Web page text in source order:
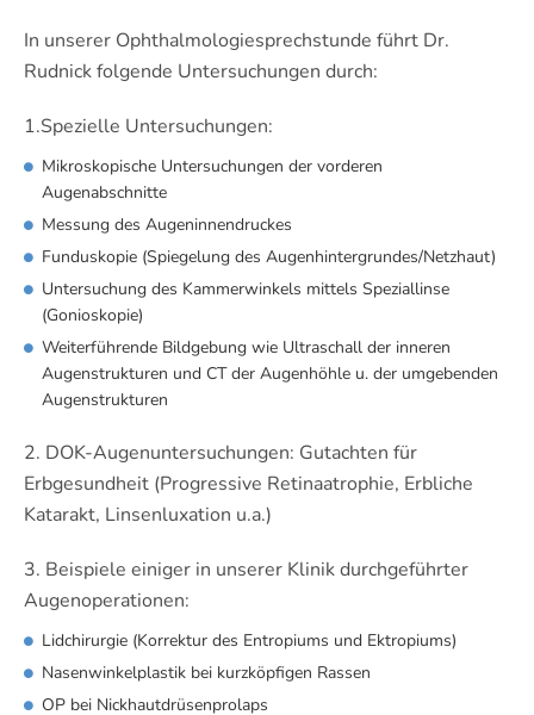
In unserer Ophthalmologiesprechstunde führt Dr.
Rudnick folgende Untersuchungen durch:
1.Spezielle Untersuchungen:
Mikroskopische Untersuchungen der vorderen
Augenabschnitte
Messung des Augeninnendruckes
Funduskopie (Spiegelung des Augenhintergrundes/Netzhaut)
Untersuchung des Kammerwinkels mittels Speziallinse
(Gonioskopie)
Weiterführende Bildgebung wie Ultraschall der inneren
Augenstrukturen und CT der Augenhöhle u. der umgebenden
Augenstrukturen
2. DOK-Augenuntersuchungen: Gutachten für
Erbgesundheit (Progressive Retinaatrophie, Erbliche
Katarakt, Linsenluxation u.a.)
3. Beispiele einiger in unserer Klinik durchgeführter
Augenoperationen:
Lidchirurgie (Korrektur des Entropiums und Ektropiums)
Nasenwinkelplastik bei kurzköpfigen Rassen
OP bei Nickhautdrüsenprolaps